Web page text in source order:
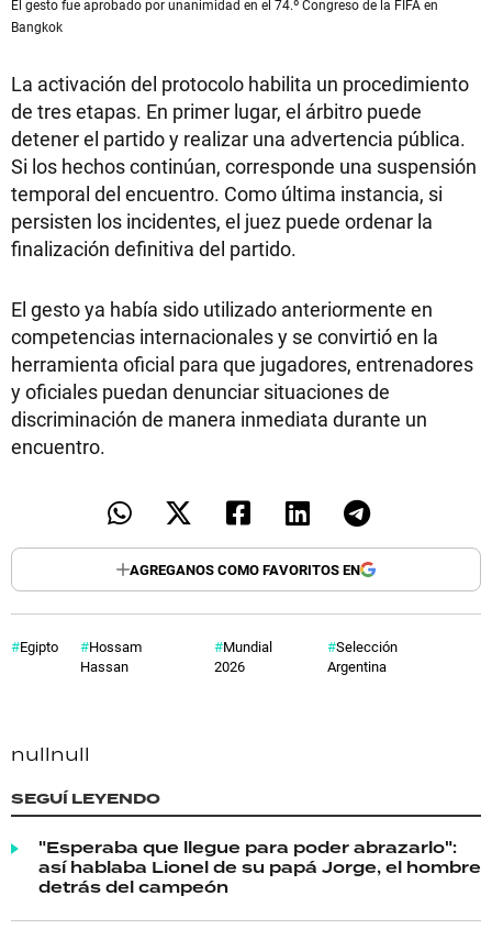
El gesto fue aprobado por unanimidad en el 74.º Congreso de la FIFA en
Bangkok
La activación del protocolo habilita un procedimiento
de tres etapas. En primer lugar, el árbitro puede
detener el partido y realizar una advertencia pública.
Si los hechos continúan, corresponde una suspensión
temporal del encuentro. Como última instancia, si
persisten los incidentes, el juez puede ordenar la
finalización definitiva del partido.
El gesto ya había sido utilizado anteriormente en
competencias internacionales y se convirtió en la
herramienta oficial para que jugadores, entrenadores
y oficiales puedan denunciar situaciones de
discriminación de manera inmediata durante un
encuentro.
AGREGANOS COMO FAVORITOS EN
Egipto
Hossam
Hassan
Mundial
2026
Selección
Argentina
nullnull
SEGUÍ LEYENDO
"Esperaba que llegue para poder abrazarlo":
así hablaba Lionel de su papá Jorge, el hombre
detrás del campeón